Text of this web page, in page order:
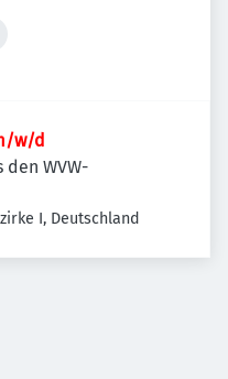
w/d
WVW-
I, Deutschland